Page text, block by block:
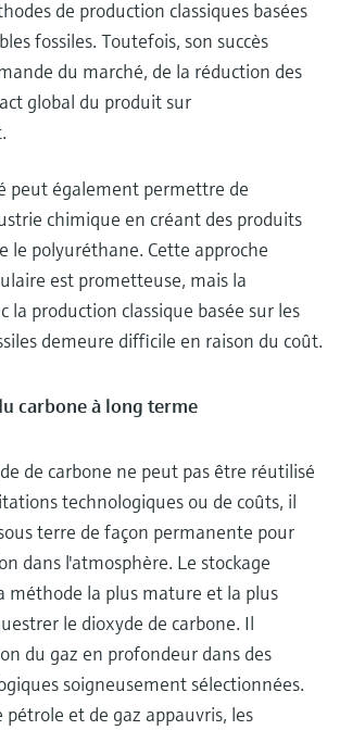
de production classiques basées
fossiles. Toutefois, son succès
du marché, de la réduction des
global du produit sur
peut également permettre de
chimique en créant des produits
le polyuréthane. Cette approche
est prometteuse, mais la
la production classique basée sur les
demeure difficile en raison du coût.
carbone à long terme
de carbone ne peut pas être réutilisé
technologiques ou de coûts, il
terre de façon permanente pour
dans l'atmosphère. Le stockage
méthode la plus mature et la plus
le dioxyde de carbone. Il
du gaz en profondeur dans des
soigneusement sélectionnées.
pétrole et de gaz appauvris, les